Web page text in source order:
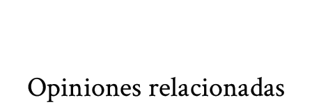
Opiniones relacionadas